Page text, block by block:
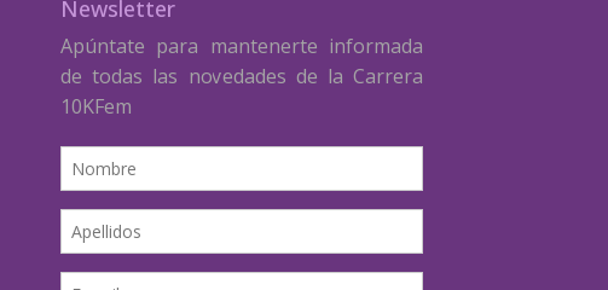
Newsletter